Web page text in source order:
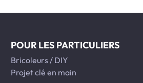
POUR LES PARTICULIERS
Bricoleurs / DIY
Projet clé en main